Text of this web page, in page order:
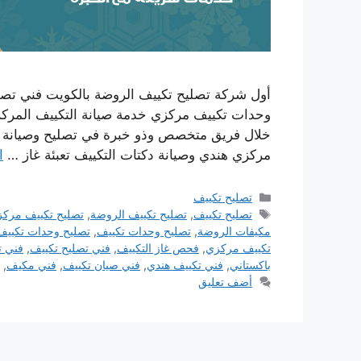
أول شركة تصليح تكييف الروضة بالكويت فني
وحدات تكييف مركزي خدمة صيانة التكييف
خلال فريق متخصص وذو خبرة في تصليح وصيانة
مركزي هندي وصيانة دكتات التكييف تعبئة غاز …
التصنيفات
تصليح تكييف
الوسوم
تصليح تكييف,تصليح تكييف الروضة,تصليح تكييف
مكيفات الروضة, تصليح وحدات تكييف, تصليح وحدات
تكييف مركزي, فحص غاز التكييف, فني تصليح تكييف, فني
باكستاني, فني تكييف هندي, فني صيان تكييف, فني مكيف,
أضف تعليق